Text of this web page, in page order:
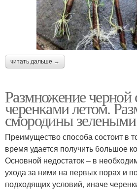
читать дальше →
Размножение
черенками летом.
смородины
Преимущество способа состоит в
время удается получить большое
Основной недостаток – в
ухода за ними на первых порах и
подходящих условий, иначе